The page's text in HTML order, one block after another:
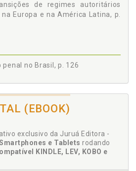
Penal na Argentina, p. 109
Penal no Brasil, p. 126
E A IMPUNIDADE NO BRASIL,
de regimes autoritários
Europa e na América Latina, p.
penal no Brasil, p. 126
no Chile, p. 155
do conceito de justiça de
contra a humanidade, p. 85
da jurisprudência dos
(EBOOK)
exclusivo da Juruá Editora -
e Tablets rodando
KINDLE, LEV, KOBO e